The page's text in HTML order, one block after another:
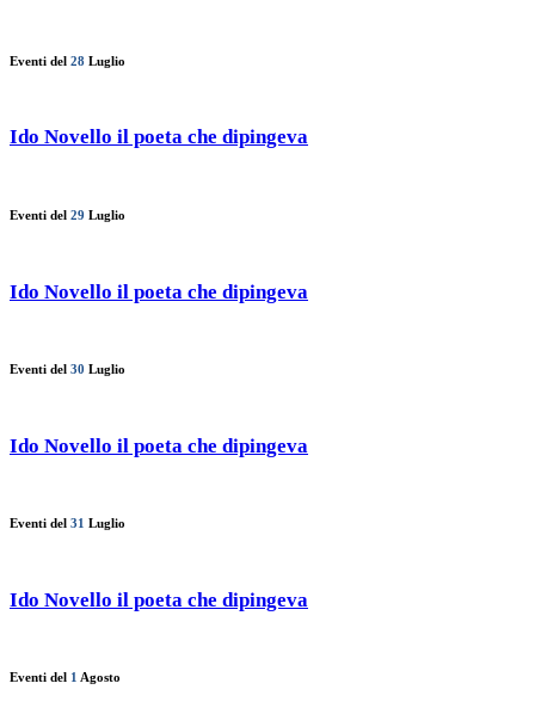
Eventi del 28 Luglio
Ido Novello il poeta che dipingeva
Eventi del 29 Luglio
Ido Novello il poeta che dipingeva
Eventi del 30 Luglio
Ido Novello il poeta che dipingeva
Eventi del 31 Luglio
Ido Novello il poeta che dipingeva
Eventi del 1 Agosto